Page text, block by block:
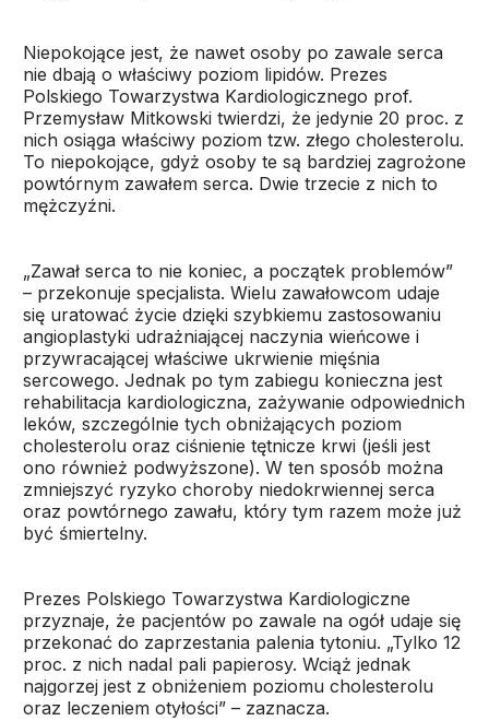
Niepokojące jest, że nawet osoby po zawale serca
nie dbają o właściwy poziom lipidów. Prezes
Polskiego Towarzystwa Kardiologicznego prof.
Przemysław Mitkowski twierdzi, że jedynie 20 proc. z
nich osiąga właściwy poziom tzw. złego cholesterolu.
To niepokojące, gdyż osoby te są bardziej zagrożone
powtórnym zawałem serca. Dwie trzecie z nich to
mężczyźni.
„Zawał serca to nie koniec, a początek problemów”
– przekonuje specjalista. Wielu zawałowcom udaje
się uratować życie dzięki szybkiemu zastosowaniu
angioplastyki udrażniającej naczynia wieńcowe i
przywracającej właściwe ukrwienie mięśnia
sercowego. Jednak po tym zabiegu konieczna jest
rehabilitacja kardiologiczna, zażywanie odpowiednich
leków, szczególnie tych obniżających poziom
cholesterolu oraz ciśnienie tętnicze krwi (jeśli jest
ono również podwyższone). W ten sposób można
zmniejszyć ryzyko choroby niedokrwiennej serca
oraz powtórnego zawału, który tym razem może już
być śmiertelny.
Prezes Polskiego Towarzystwa Kardiologiczne
przyznaje, że pacjentów po zawale na ogół udaje się
przekonać do zaprzestania palenia tytoniu. „Tylko 12
proc. z nich nadal pali papierosy. Wciąż jednak
najgorzej jest z obniżeniem poziomu cholesterolu
oraz leczeniem otyłości” – zaznacza.